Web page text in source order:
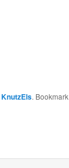
KnutzEls. Bookmark